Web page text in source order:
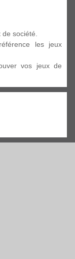
société.
les jeux
vos jeux de